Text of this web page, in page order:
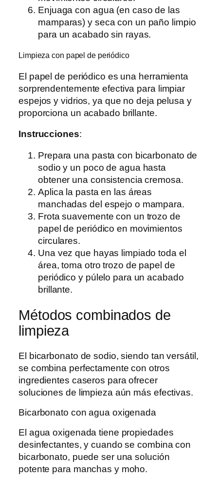
Enjuaga con agua (en caso de las
mamparas) y seca con un paño limpio
para un acabado sin rayas.
Limpieza con papel de periódico
El papel de periódico es una herramienta
sorprendentemente efectiva para limpiar
espejos y vidrios, ya que no deja pelusa y
proporciona un acabado brillante.
Instrucciones:
Prepara una pasta con bicarbonato de
sodio y un poco de agua hasta
obtener una consistencia cremosa.
Aplica la pasta en las áreas
manchadas del espejo o mampara.
Frota suavemente con un trozo de
papel de periódico en movimientos
circulares.
Una vez que hayas limpiado toda el
área, toma otro trozo de papel de
periódico y púlelo para un acabado
brillante.
Métodos combinados de
limpieza
El bicarbonato de sodio, siendo tan versátil,
se combina perfectamente con otros
ingredientes caseros para ofrecer
soluciones de limpieza aún más efectivas.
Bicarbonato con agua oxigenada
El agua oxigenada tiene propiedades
desinfectantes, y cuando se combina con
bicarbonato, puede ser una solución
potente para manchas y moho.